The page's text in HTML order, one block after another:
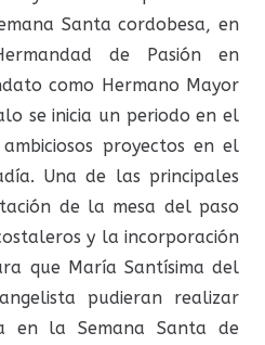
Santa cordobesa, en
de Pasión en
como Hermano Mayor
se inicia un periodo en el
proyectos en el
Una de las principales
de la mesa del paso
y la incorporación
que María Santísima del
pudieran realizar
en la Semana Santa de